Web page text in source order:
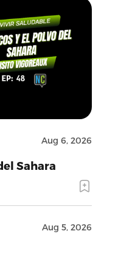
Aug 6, 2026
Sahara
Aug 5, 2026